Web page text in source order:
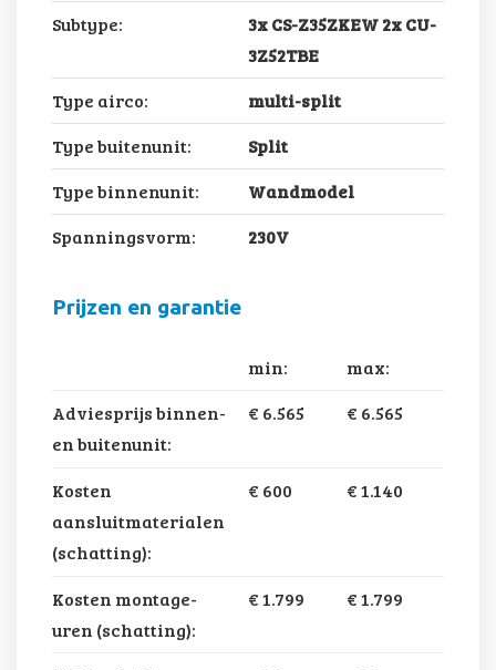
Subtype:
3x CS-Z35ZKEW 2x CU-
3Z52TBE
Type airco:
multi-split
Type buitenunit:
Split
Type binnenunit:
Wandmodel
Spanningsvorm:
230V
Prijzen en garantie
min:
max:
Adviesprijs binnen-
en buitenunit:
€ 6.565 € 6.565
Kosten
aansluitmaterialen
(schatting):
€ 600 € 1.140
Kosten montage-
uren (schatting):
€ 1.799 € 1.799